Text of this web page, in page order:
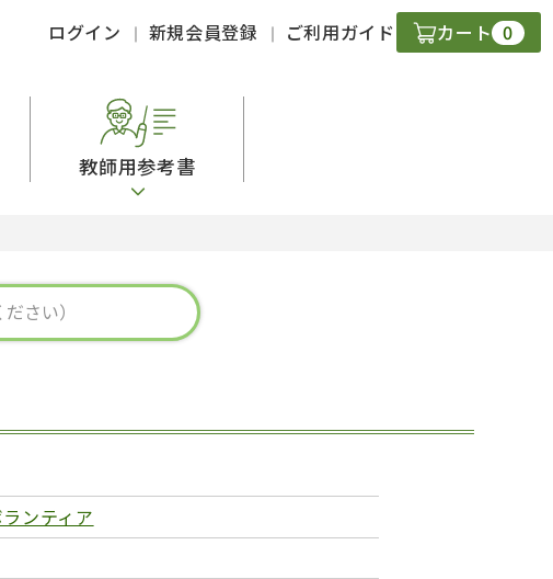
ログイン 新規会員登録 ご利用ガイド カート 0
験対策
典
典
教師用参考書
・表現
ク・スキル
ンティア